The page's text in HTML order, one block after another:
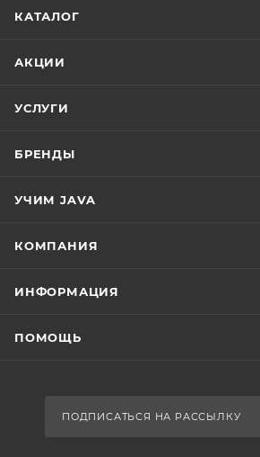
КАТАЛОГ
АКЦИИ
УСЛУГИ
БРЕНДЫ
УЧИМ JAVA
КОМПАНИЯ
ИНФОРМАЦИЯ
ПОМОЩЬ
ПОДПИСАТЬСЯ НА РАССЫЛКУ